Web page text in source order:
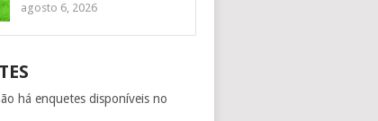
agosto 6, 2026
há enquetes disponíveis no